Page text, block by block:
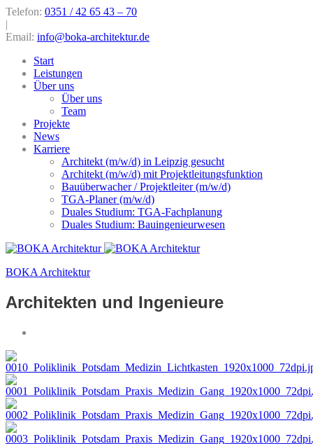
Telefon: 0351 / 42 65 43 – 70
|
Email: info@boka-architektur.de
Start
Leistungen
Über uns
Über uns
Team
Projekte
News
Karriere
Architekt (m/w/d) in Leipzig gesucht
Architekt (m/w/d) mit Projektleitungsfunktion
Bauüberwacher / Projektleiter (m/w/d)
TGA-Planer (m/w/d)
Duales Studium: TGA-Fachplanung
Duales Studium: Bauingenieurwesen
BOKA Architektur
Architekten und Ingenieure